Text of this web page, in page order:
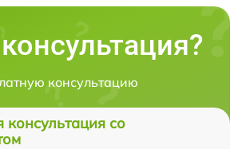
консультацию
консультация со